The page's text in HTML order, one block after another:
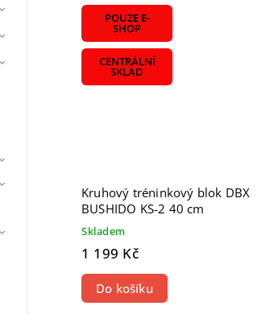
POUZE E-
SHOP
CENTRÁLNÍ
SKLAD
Kruhový tréninkový blok DBX
BUSHIDO KS-2 40 cm
Skladem
1 199 Kč
Do košíku